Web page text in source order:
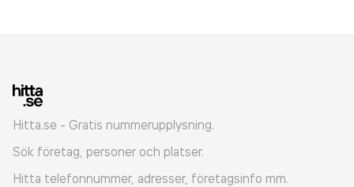
Hitta.se - Gratis nummerupplysning.
Sök företag, personer och platser.
Hitta telefonnummer, adresser, företagsinfo mm.